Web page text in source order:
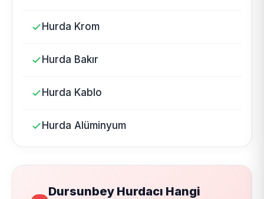
Hurda Krom
Hurda Bakır
Hurda Kablo
Hurda Alüminyum
Dursunbey Hurdacı Hangi